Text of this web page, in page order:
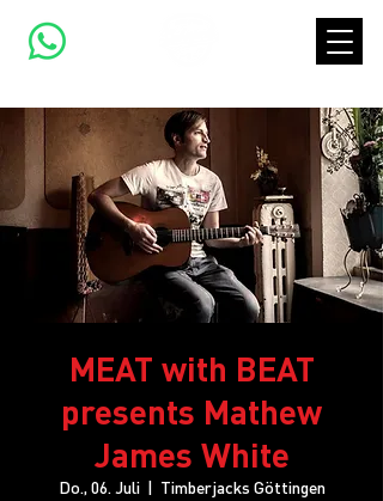
MEAT with BEAT
presents Mathew
James White
Do., 06. Juli
  |
Timberjacks Göttingen